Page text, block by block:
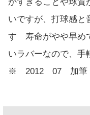
かすぎることや球質
いですが、打球感と
す 寿命がやや早め
いラバーなので、手
※ 2012 07 加筆